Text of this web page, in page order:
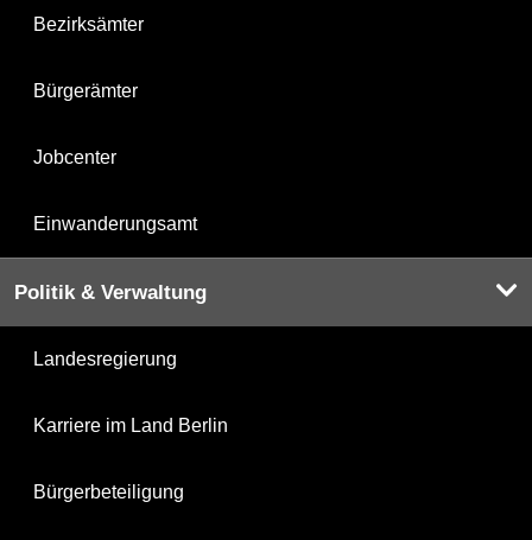
Bezirksämter
Bürgerämter
Jobcenter
Einwanderungsamt
Politik & Verwaltung
Landesregierung
Karriere im Land Berlin
Bürgerbeteiligung